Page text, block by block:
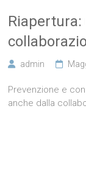
admin
Prevenzione e
anche dalla